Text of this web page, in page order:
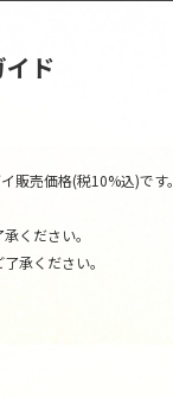
ド
売価格(税10%込)です。
ください。
承ください。